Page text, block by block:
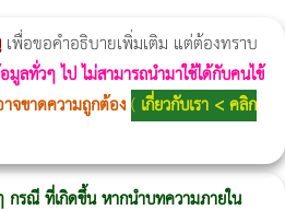
เพื่อขอคำอธิบายเพิ่มเติม แต่ต้องทราบ
ลทั่วๆ ไป ไม่สามารถนำมาใช้ได้กับคนไข้
จขาดความถูกต้อง( เกี่ยวกับเรา < คลิก
กรณี ที่เกิดขึ้น หากนำบทความภายใน